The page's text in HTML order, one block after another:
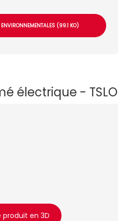
(99.1 KO)
électrique - TSLO
produit en 3D